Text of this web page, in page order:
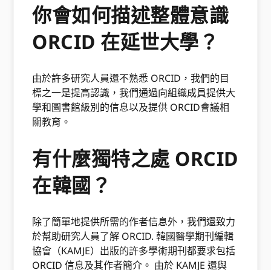
你會如何描述整體意識
ORCID 在延世大學？
由於許多研究人員還不熟悉 ORCID，我們的目
標之一是提高認識，我們通過向組織成員提供大
學和圖書館級別的信息以及提供 ORCID會議相
關教育。
有什麼獨特之處 ORCID
在韓國？
除了簡單地提供所需的作者信息外，我們還致力
於幫助研究人員了解 ORCID. 韓國醫學期刊編輯
協會（KAMJE）出版的許多學術期刊都要求包括
ORCID 信息及其作者簡介。 由於 KAMJE 還與